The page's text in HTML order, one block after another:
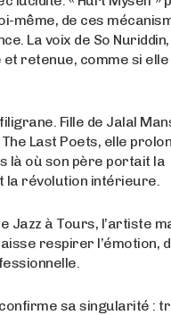
même, de ces
La voix de So
retenue, comme si
Fille de Jalal
Last Poets, elle
là où son père portait la
la révolution intérieure.
Jazz à Tours, l’artiste
respirer l’émotion,
confirme sa singularité :